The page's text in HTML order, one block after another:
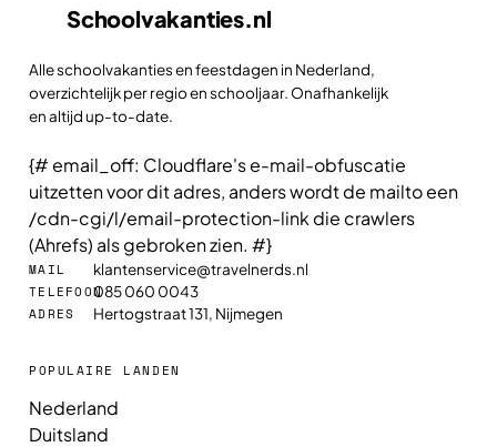
Schoolvakanties.nl
Alle schoolvakanties en feestdagen in Nederland,
overzichtelijk per regio en schooljaar. Onafhankelijk
en altijd up-to-date.
{# email_off: Cloudflare's e-mail-obfuscatie
uitzetten voor dit adres, anders wordt de mailto een
/cdn-cgi/l/email-protection-link die crawlers
(Ahrefs) als gebroken zien. #}
MAIL klantenservice@travelnerds.nl
TELEFOON085 060 0043
ADRES Hertogstraat 131, Nijmegen
POPULAIRE LANDEN
Nederland
Duitsland